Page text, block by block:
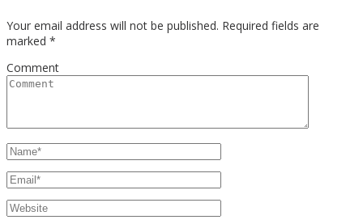
Your email address will not be published. Required fields are
marked *
Comment